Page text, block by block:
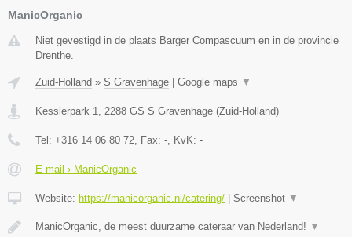
ManicOrganic
Niet gevestigd in de plaats Barger Compascuum en in de provincie
Drenthe.
Zuid-Holland » S Gravenhage Google maps ▼
Kesslerpark 1 2288 GS S Gravenhage (Zuid-Holland)
Tel: +316 14 06 80 72 , Fax: - , KvK: -
E-mail › ManicOrganic
Website: https://manicorganic.nl/catering/ Screenshot ▼
ManicOrganic, de meest duurzame cateraar van Nederland! ▼